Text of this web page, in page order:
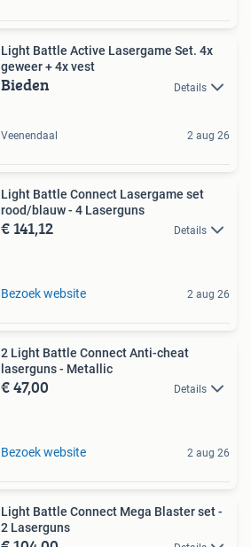
Light Battle Active Lasergame Set. 4x
geweer + 4x vest
Bieden Details
Veenendaal 2 aug 26
Light Battle Connect Lasergame set
rood/blauw - 4 Laserguns
€ 141,12 Details
Bezoek website 2 aug 26
2 Light Battle Connect Anti-cheat
laserguns - Metallic
€ 47,00 Details
Bezoek website 2 aug 26
Light Battle Connect Mega Blaster set -
2 Laserguns